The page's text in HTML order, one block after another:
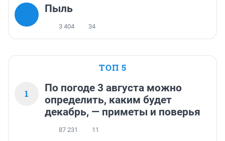
Пыль
3 404 34
ТОП 5
1
По погоде 3 августа можно
определить, каким будет
декабрь, — приметы и поверья
87 231 11